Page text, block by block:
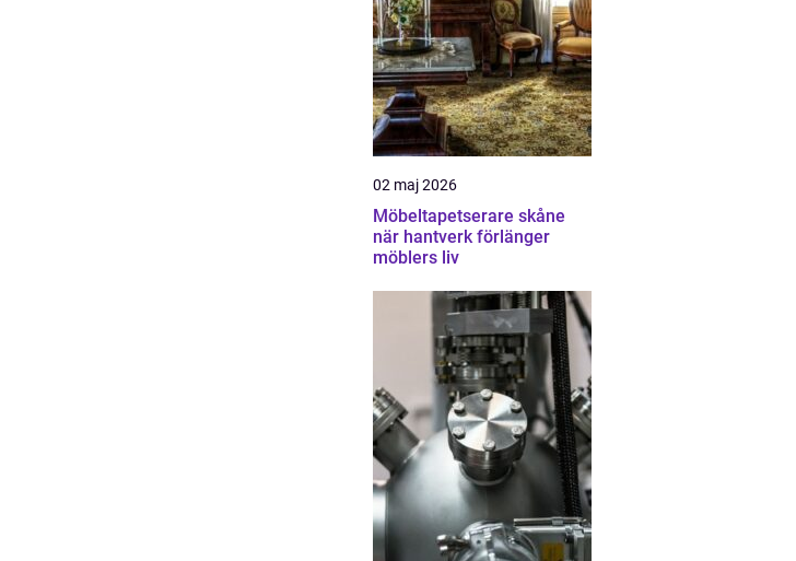
02 maj 2026
Möbeltapetserare skåne
när hantverk förlänger
möblers liv